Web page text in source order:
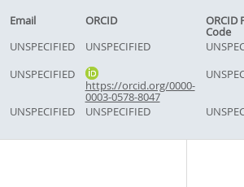
Email ORCID ORCID
Code
UNSPECIFIED UNSPECIFIED
UNSPECIFIED
https://orcid.org/0000-
0003-0578-8047
UNSPECIFIED UNSPECIFIED